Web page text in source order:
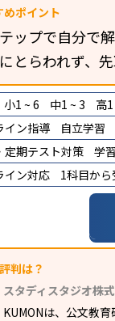
ポイント
ップで自分で
とらわれず、
小1 ~ 6 中1 ~ 3
高
イン指導
自立学習
定期テスト対策
学
イン対応 1科目か
判は？
スタディスタジオ株
KUMONは、公文教